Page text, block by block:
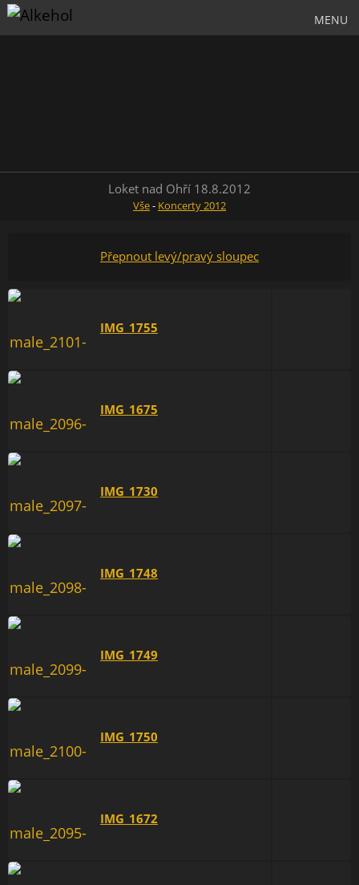
MENU
Loket nad Ohří 18.8.2012
Vše- Koncerty 2012
Přepnout levý/pravý sloupec
IMG_1755
IMG_1675
IMG_1730
IMG_1748
IMG_1749
IMG_1750
IMG_1672